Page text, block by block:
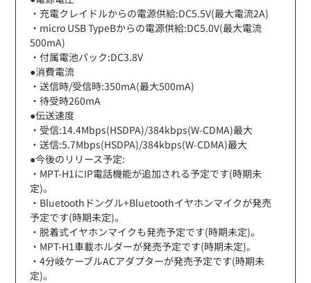
・充電クレイドルからの電源供給:DC5.5V(最大電流2A)
・micro USB TypeBからの電源供給:DC5.0V(最大電流
500mA)
・付属電池パック:DC3.8V
●消費電流
・送信時/受信時:350mA(最大500mA)
・待受時260mA
●伝送速度
・受信:14.4Mbps(HSDPA)/384kbps(W-CDMA)最大
・送信:5.7Mbps(HSDPA)/384kbps(W-CDMA)最大
●今後のリリース予定:
・MPT-H1にIP電話機能が追加される予定です(時期未
定)。
・Bluetoothドングル+Bluetoothイヤホンマイクが発売
予定です(時期未定)。
・脱着式イヤホンマイクも発売予定です(時期未定)。
・MPT-H1車載ホルダーが発売予定です(時期未定)。
・4分岐ケーブルACアダプターが発売予定です(時期未
定)。